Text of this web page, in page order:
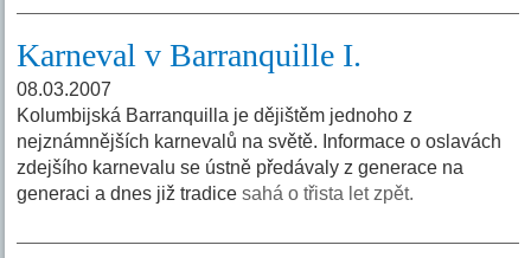
Karneval v Barranquille I.
08.03.2007
Kolumbijská Barranquilla je dějištěm jednoho z
nejznámnějších karnevalů na světě. Informace o oslavách
zdejšího karnevalu se ústně předávaly z generace na
generaci a dnes již tradicesahá o třista let zpět.